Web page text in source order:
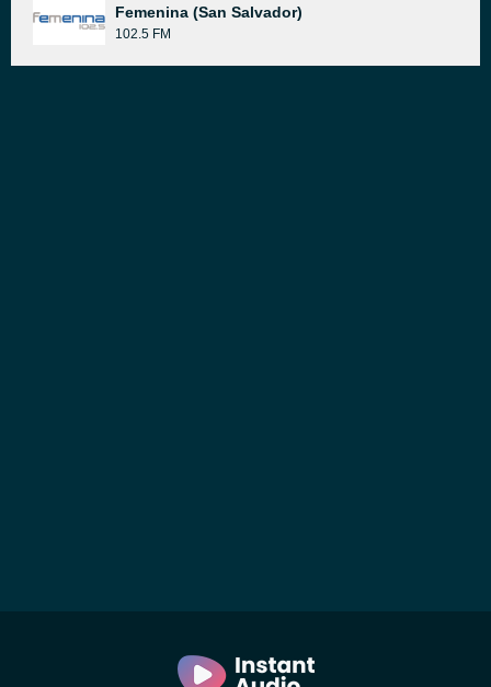
Femenina (San Salvador)
102.5 FM